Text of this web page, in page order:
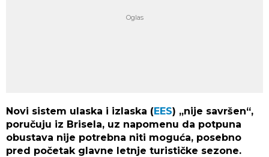
Novi sistem ulaska i izlaska (EES) „nije savršen“,
poručuju iz Brisela, uz napomenu da potpuna
obustava nije potrebna niti moguća, posebno
pred početak glavne letnje turističke sezone.